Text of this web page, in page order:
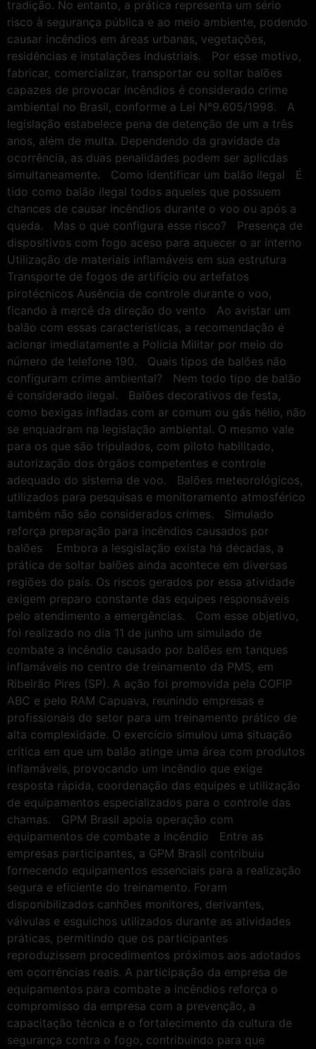
tradição. No entanto, a prática representa um sério
risco à segurança pública e ao meio ambiente, podendo
causar incêndios em áreas urbanas, vegetações,
residências e instalações industriais. Por esse motivo,
fabricar, comercializar, transportar ou soltar balões
capazes de provocar incêndios é considerado crime
ambiental no Brasil, conforme a Lei N°9.605/1998. A
legislação estabelece pena de detenção de um a três
anos, além de multa. Dependendo da gravidade da
ocorrência, as duas penalidades podem ser aplicdas
simultaneamente. Como identificar um balão ilegal É
tido como balão ilegal todos aqueles que possuem
chances de causar incêndios durante o voo ou após a
queda. Mas o que configura esse risco? Presença de
dispositivos com fogo aceso para aquecer o ar interno
Utilização de materiais inflamáveis em sua estrutura
Transporte de fogos de artifício ou artefatos
pirotécnicos Ausência de controle durante o voo,
ficando à mercê da direção do vento Ao avistar um
balão com essas características, a recomendação é
acionar imediatamente a Polícia Militar por meio do
número de telefone 190. Quais tipos de balões não
configuram crime ambiental? Nem todo tipo de balão
é considerado ilegal. Balões decorativos de festa,
como bexigas infladas com ar comum ou gás hélio, não
se enquadram na legislação ambiental. O mesmo vale
para os que são tripulados, com piloto habilitado,
autorização dos órgãos competentes e controle
adequado do sistema de voo. Balões meteorológicos,
utilizados para pesquisas e monitoramento atmosférico
também não são considerados crimes. Simulado
reforça preparação para incêndios causados por
balões Embora a lesgislação exista há décadas, a
prática de soltar balões ainda acontece em diversas
regiões do país. Os riscos gerados por essa atividade
exigem preparo constante das equipes responsáveis
pelo atendimento a emergências. Com esse objetivo,
foi realizado no dia 11 de junho um simulado de
combate a incêndio causado por balões em tanques
inflamáveis no centro de treinamento da PMS, em
Ribeirão Pires (SP). A ação foi promovida pela COFIP
ABC e pelo RAM Capuava, reunindo empresas e
profissionais do setor para um treinamento prático de
alta complexidade. O exercício simulou uma situação
crítica em que um balão atinge uma área com produtos
inflamáveis, provocando um incêndio que exige
resposta rápida, coordenação das equipes e utilização
de equipamentos especializados para o controle das
chamas. GPM Brasil apoia operação com
equipamentos de combate a incêndio Entre as
empresas participantes, a GPM Brasil contribuiu
fornecendo equipamentos essenciais para a realização
segura e eficiente do treinamento. Foram
disponibilizados canhões monitores, derivantes,
válvulas e esguichos utilizados durante as atividades
práticas, permitindo que os participantes
reproduzissem procedimentos próximos aos adotados
em ocorrências reais. A participação da empresa de
equipamentos para combate a incêndios reforça o
compromisso da empresa com a prevenção, a
capacitação técnica e o fortalecimento da cultura de
segurança contra o fogo, contribuindo para que